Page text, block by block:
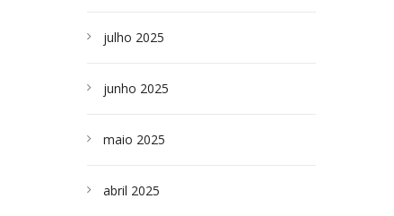
julho 2025
junho 2025
maio 2025
abril 2025